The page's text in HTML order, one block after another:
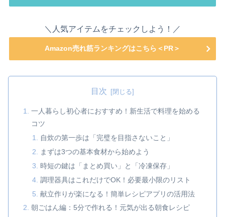
＼人気アイテムをチェックしよう！／
Amazon売れ筋ランキングはこちら＜PR＞
目次
一人暮らし初心者におすすめ！新生活で料理を始める
コツ
自炊の第一歩は「完璧を目指さないこと」
まずは3つの基本食材から始めよう
時短の鍵は「まとめ買い」と「冷凍保存」
調理器具はこれだけでOK！必要最小限のリスト
献立作りが楽になる！簡単レシピアプリの活用法
朝ごはん編：5分で作れる！元気が出る朝食レシピ